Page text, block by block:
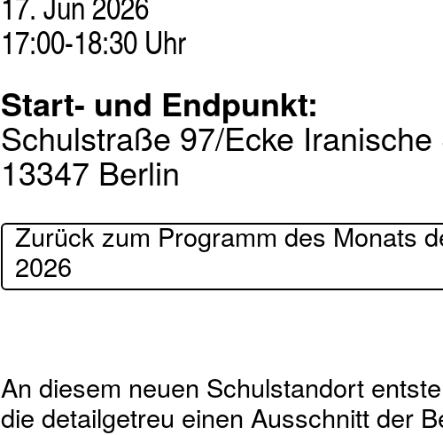
17. Jun 2026
17:00-18:30 Uhr
Start- und Endpunkt:
Schulstraße 97/Ecke Iranische
13347 Berlin
Zurück zum Programm des Monats
2026
An diesem neuen Schulstandort
die detailgetreu einen Ausschnitt der